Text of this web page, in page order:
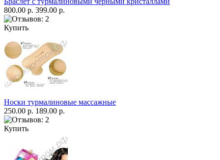
800.00 р. 399.00 р.
Купить
Носки турмалиновые массажные
250.00 р. 189.00 р.
Купить